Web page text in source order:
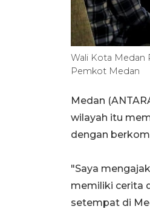
Wali Kota Medan
Pemkot Medan
Medan
wilayah itu
dengan
"Saya
memiliki cerita
setempat di